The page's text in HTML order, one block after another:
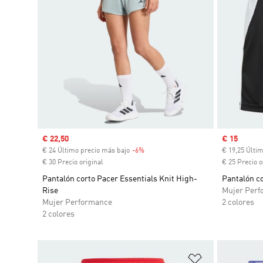
Precio de venta
€ 22,50
€ 24 Último precio más bajo -6%
€ 30 Precio original
Pantalón corto Pacer Essentials Knit High-
Rise
Mujer Performance
2 colores
Precio de
€ 15
€ 19,25
€ 25 Precio
Pantalón
Mujer
2 colores